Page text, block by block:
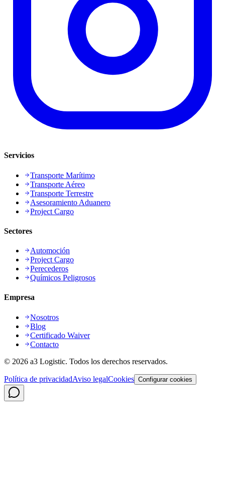
Servicios
Transporte Marítimo
Transporte Aéreo
Transporte Terrestre
Asesoramiento Aduanero
Project Cargo
Sectores
Automoción
Project Cargo
Perecederos
Químicos Peligrosos
Empresa
Nosotros
Blog
Certificado Waiver
Contacto
© 2026 a3 Logistic. Todos los derechos reservados.
Política de privacidadAviso legalCookies Configurar cookies